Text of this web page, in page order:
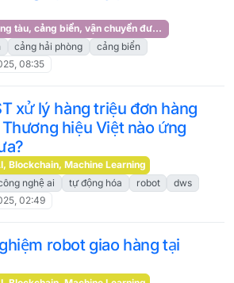
cảng biển, vận chuyển đường biển )
cảng hải phòng
cảng biển
08:35
xử lý hàng triệu đơn hàng
hiệu Việt nào ứng
Blockchain, Machine Learning
nghệ ai tự động hóa robot
dws
02:49
robot giao hàng tại